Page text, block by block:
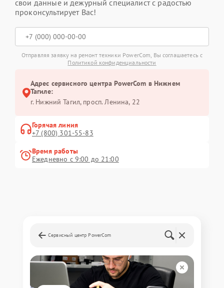
свои данные и дежурный специалист с радостью
проконсультирует Вас!
Отправляя заявку на ремонт техники PowerCom, Вы соглашаетесь с
Политикой конфиденциальности
Адрес сервисного центра PowerCom в Нижнем
Тагиле:
г. Нижний Тагил, просп. Ленина, 22
Горячая линия
+7 (800) 301-55-83
Время работы
Ежедневно с 9:00 до 21:00
Сервисный центр PowerCom